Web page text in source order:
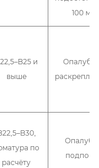
100 мм
и
выше
по
расчёту